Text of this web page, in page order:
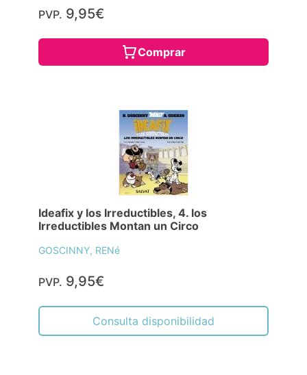
PVP. 9,95€
Comprar
Ideafix y los Irreductibles, 4. los
Irreductibles Montan un Circo
GOSCINNY, RENé
PVP. 9,95€
Consulta disponibilidad